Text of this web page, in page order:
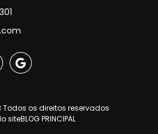
os direitos reservados
siteBLOG PRINCIPAL